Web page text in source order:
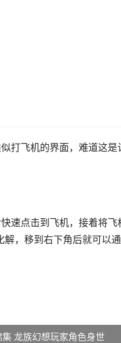
打飞机的界面，难道这是
速点击到飞机，接着将飞
解，移到右下角后就可以
龙族幻想玩家角色身世